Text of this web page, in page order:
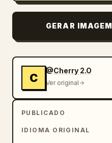
cores e 8 retratos
Detalhes do assunto:
um vestido de alta
mangas fluidas
de cores em
turquesa, rosa
verde esmeralda
movido pelo vento e
GERAR
C
@Cherry 2.O
Ver original
PUBLICADO
IDIOMA ORIGINAL